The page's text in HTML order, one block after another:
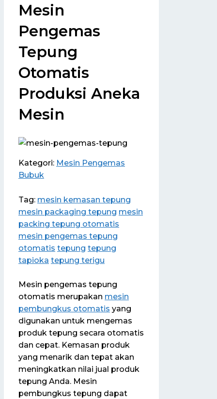
Mesin
Pengemas
Tepung
Otomatis
Produksi Aneka
Mesin
Kategori: Mesin Pengemas
Bubuk
Tag: mesin kemasan tepung
mesin packaging tepung mesin
packing tepung otomatis
mesin pengemas tepung
otomatis tepung tepung
tapioka tepung terigu
Mesin pengemas tepung
otomatis merupakan mesin
pembungkus otomatis yang
digunakan untuk mengemas
produk tepung secara otomatis
dan cepat. Kemasan produk
yang menarik dan tepat akan
meningkatkan nilai jual produk
tepung Anda. Mesin
pembungkus tepung dapat